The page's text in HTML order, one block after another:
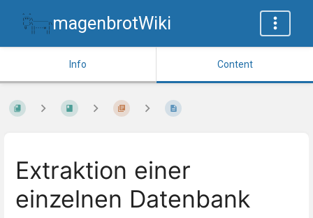
magenbrotWiki
Info Content
Extraktion einer
einzelnen Datenbank